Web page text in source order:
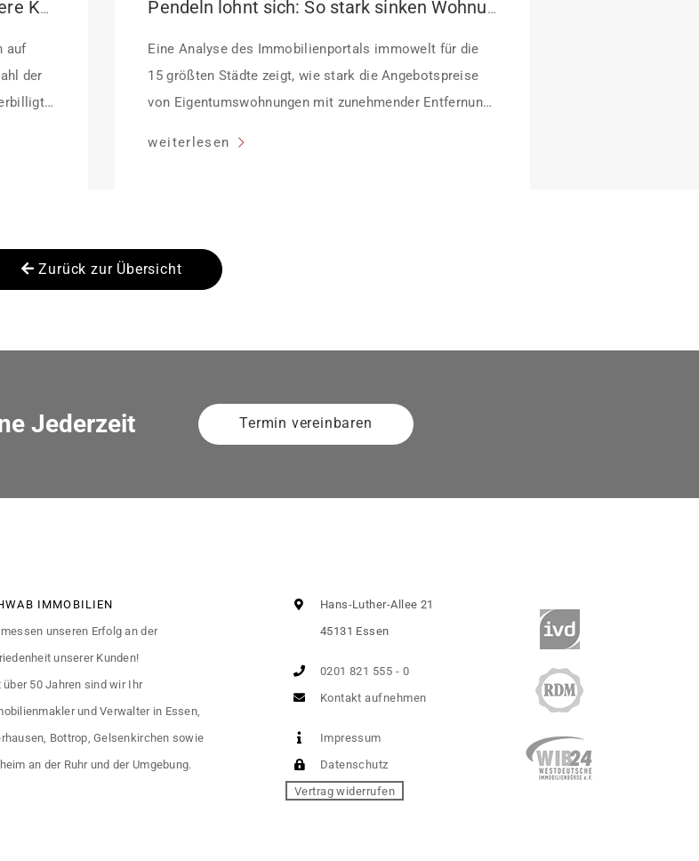
KfW-Förderung „Jung kauft Alt“: Höhere Kredite ab August 2026
auf
der
Pendeln lohnt sich: So stark sinken Wohnungspreise im Umland
Eine Analyse des Immobilienportals immowelt für die
15 größten Städte zeigt, wie stark die Angebotspreise
von Eigentumswohnungen mit zunehmender Entfernung
weiterlesen
Zurück zur Übersicht
Jederzeit Termin vereinbaren
IMMOBILIEN
unseren Erfolg an der
unserer Kunden!
über 50 Jahren sind wir Ihr
und Verwalter in Essen,
Bottrop, Gelsenkirchen sowie
an der Ruhr und der Umgebung.
Hans-Luther-Allee 21
45131 Essen
0201 821 555 - 0
Kontakt aufnehmen
Impressum
Datenschutz
Vertrag widerrufen